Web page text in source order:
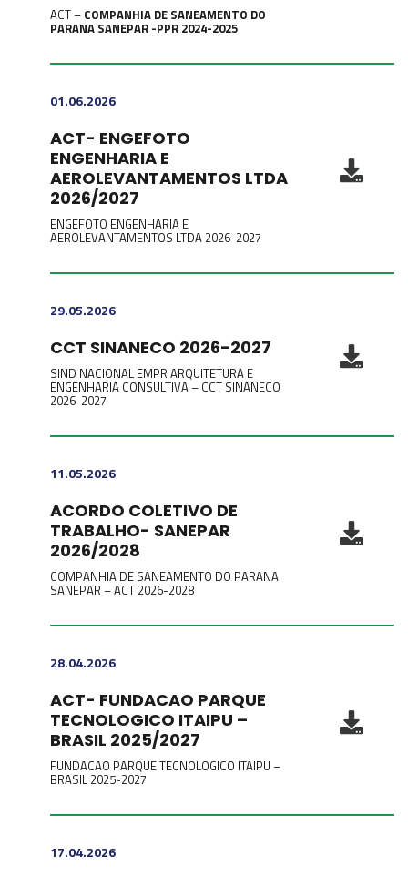
ACT – COMPANHIA DE SANEAMENTO DO
PARANA SANEPAR -PPR 2024-2025
01.06.2026
ACT- ENGEFOTO
ENGENHARIA E
AEROLEVANTAMENTOS LTDA
2026/2027
ENGEFOTO ENGENHARIA E
AEROLEVANTAMENTOS LTDA 2026-2027
29.05.2026
CCT SINANECO 2026-2027
SIND NACIONAL EMPR ARQUITETURA E
ENGENHARIA CONSULTIVA – CCT SINANECO
2026-2027
11.05.2026
ACORDO COLETIVO DE
TRABALHO- SANEPAR
2026/2028
COMPANHIA DE SANEAMENTO DO PARANA
SANEPAR – ACT 2026-2028
28.04.2026
ACT- FUNDACAO PARQUE
TECNOLOGICO ITAIPU –
BRASIL 2025/2027
FUNDACAO PARQUE TECNOLOGICO ITAIPU –
BRASIL 2025-2027
17.04.2026